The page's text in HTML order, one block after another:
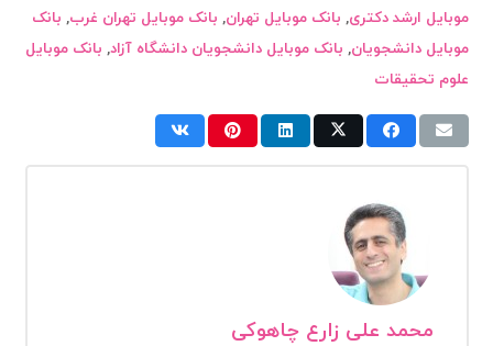
موبایل ارشد دکتری, بانک موبایل تهران, بانک موبایل تهران غرب, بانک
موبایل دانشجویان, بانک موبایل دانشجویان دانشگاه آزاد, بانک موبایل
علوم تحقیقات
محمد علی زارع چاهوکی